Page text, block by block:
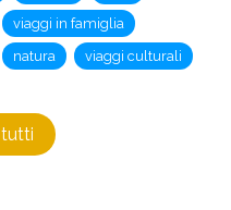
viaggi in famiglia
natura
viaggi culturali
tutti